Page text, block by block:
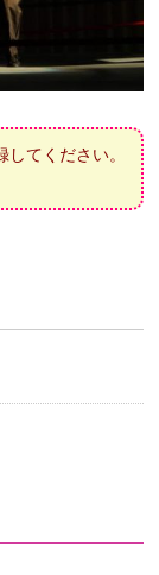
てください。